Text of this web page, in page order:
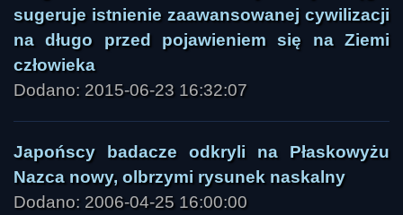
sugeruje istnienie zaawansowanej cywilizacji
na długo przed pojawieniem się na Ziemi
człowieka
Dodano: 2015-06-23 16:32:07
Japońscy badacze odkryli na Płaskowyżu
Nazca nowy, olbrzymi rysunek naskalny
Dodano: 2006-04-25 16:00:00